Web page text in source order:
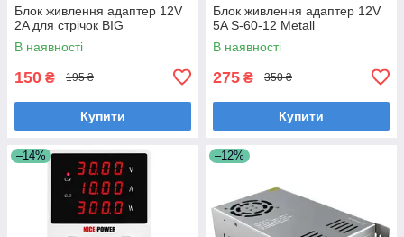
Блок живлення адаптер 12V
2A для стрічок BIG
В наявності
150 ₴ 195 ₴
Купити
Блок живлення адаптер 12V
5A S-60-12 Metall
В наявності
275 ₴ 350 ₴
Купити
–14% –12%